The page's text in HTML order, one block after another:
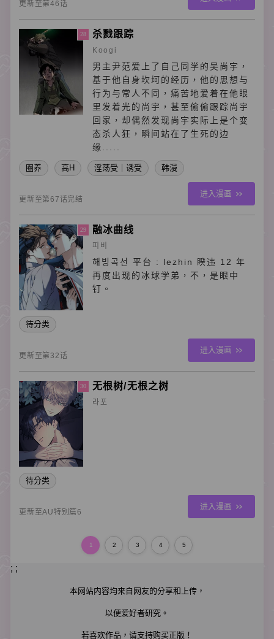
更新至第46话
28 杀戮跟踪
Koogi
男主尹范爱上了自己同学的吴尚宇，
基于他自身坎坷的经历，他的思想与
行为与常人不同，痛苦地爱着在他眼
里发着光的尚宇，甚至偷偷跟踪尚宇
回家，却偶然发现尚宇实际上是个变
态杀人狂，瞬间站在了生死的边
缘.....
圈养 高H 淫荡受｜诱受 韩漫
更新至第67话完结
进入漫画
29 融冰曲线
피비
해빙곡선 平台 : lezhin 睽违 12 年
再度出现的冰球学弟，不，是眼中
钉。
待分类
更新至第32话
进入漫画
30 无根树/无根之树
라포
待分类
更新至AU特别篇6
进入漫画
1 2 3 4 5
; ;
本网站内容均来自网友的分享和上传，
以便爱好者研究。
若喜欢作品，请支持购买正版！